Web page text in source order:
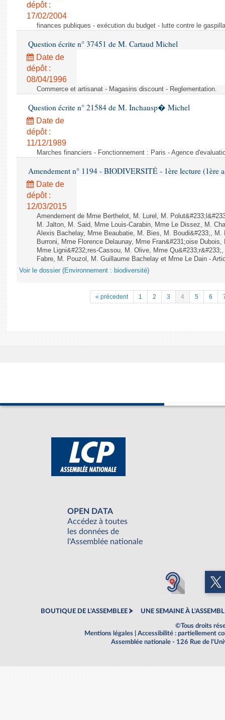
dépôt :
17/02/2004
finances publiques - exécution du budget - lutte contre le
Question écrite n° 37451 de M. Cartaud Michel
Date de
dépôt :
08/04/1996
Commerce et artisanat - Magasins discount - Reglementation.
Question écrite n° 21584 de M. Inchausp� Michel
Date de
dépôt :
11/12/1989
Marches financiers - Fonctionnement : Paris - Agence
Amendement n° 1194 - BIODIVERSITÉ - 1ère lecture (1ère
Date de
dépôt :
12/03/2015
Amendement de Mme Berthelot, M. Lurel, M.
M. Jalton, M. Said, Mme Louis-Carabin, Mme Le Dissez, M.
Alexis Bachelay, Mme Beaubatie, M. Bies, M. Boudi&#233;,
Burroni, Mme Florence Delaunay, Mme Fran&#231;oise
Mme Ligni&#232;res-Cassou, M. Olive, Mme
Fabre, M. Pouzol, M. Guillaume Bachelay et Mme Le Dain -
Voir le dossier (Environnement : biodiversité)
« précedent 1 2 3 4 5 6
OPEN DATA
Accédez à toutes
les données de
l'Assemblée nationale
BOUTIQUE DE L'ASSEMBLEE UNE SEMAINE À
©Tous droits
Mentions légales
Accessibilité : partiellement
Assemblée nationale - 126 Rue de